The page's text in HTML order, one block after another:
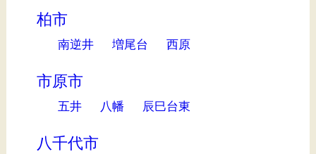
柏市
南逆井 増尾台 西原
市原市
五井 八幡 辰巳台東
八千代市